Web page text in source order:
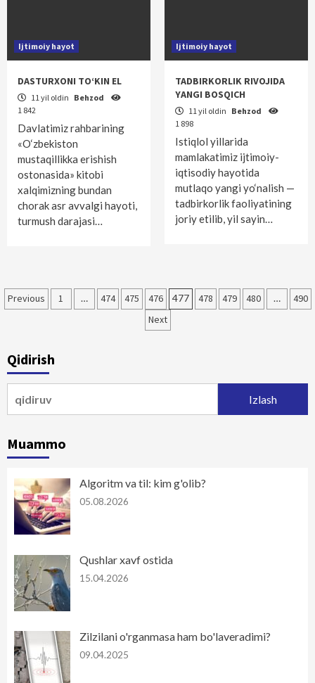
Ijtimoiy hayot
DASTURXONI TO‘KIN EL
11 yil oldin Behzod
1 842
Davlatimiz rahbarining
«O‘zbekiston
mustaqillikka erishish
ostonasida» kitobi
xalqimizning bundan
chorak asr avvalgi hayoti,
turmush darajasi…
Ijtimoiy hayot
TADBIRKORLIK RIVOJIDA
YANGI BOSQICH
11 yil oldin Behzod
1 898
Istiqlol yillarida
mamlakatimiz ijtimoiy-
iqtisodiy hayotida
mutlaqo yangi yo‘nalish —
tadbirkorlik faoliyatining
joriy etilib, yil sayin…
Maqolalar
Previous 1 … 474 475 476 477 478 479 480 …
490
Next
Qidirish
Muammo
Algoritm va til: kim g'olib?
05.08.2026
Qushlar xavf ostida
15.04.2026
Zilzilani o'rganmasa ham bo'laveradimi?
09.04.2025